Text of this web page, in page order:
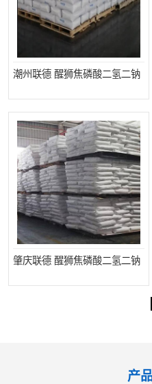
潮州联德 醒狮焦磷酸二氢二钠
肇庆联德 醒狮焦磷酸二氢二钠
产
聚合硫酸铁
大苏打